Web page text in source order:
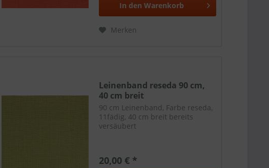
In den Warenkorb
Merken
Leinenband reseda 90 cm,
40 cm breit
90 cm Leinenband, Farbe reseda,
11fädig, 40 cm breit bereits
versäubert
20,00 € *